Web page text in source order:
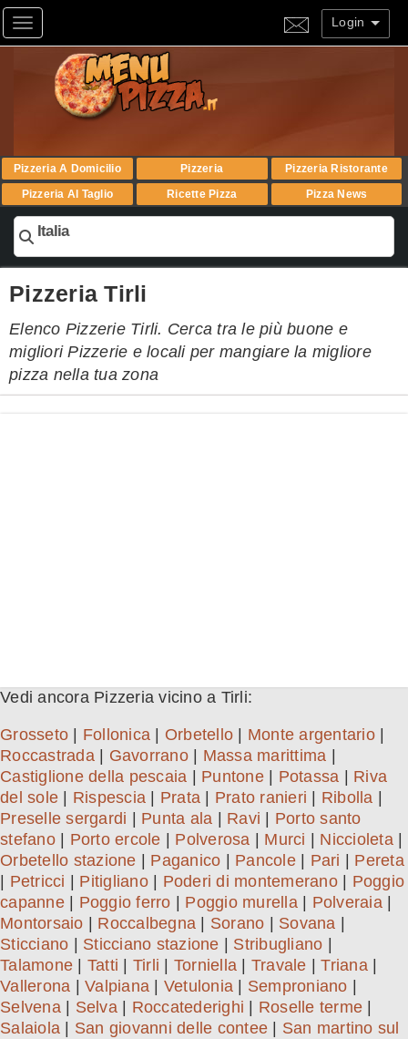
Toggle navigation Login
Pizzeria A Domicilio Pizzeria
Pizzeria Ristorante
Pizzeria Al Taglio
Ricette Pizza Pizza News
Italia
Pizzeria Tirli
Elenco Pizzerie Tirli. Cerca tra le più buone e
migliori Pizzerie e locali per mangiare la migliore
pizza nella tua zona
Vedi ancora Pizzeria vicino a Tirli:
Grosseto Follonica Orbetello Monte argentario|
Roccastrada| Gavorrano| Massa marittima
Castiglione della pescaia
Puntone| Potassa
Riva
del sole
Rispescia Prata Prato ranieri Ribolla
Preselle sergardi
Punta ala Ravi
Porto santo
stefano| Porto ercole Polverosa Murci Niccioleta|
Orbetello stazione
Paganico Pancole| Pari
Pereta
Petricci Pitigliano| Poderi di montemerano| Poggio
capanne| Poggio ferro Poggio murella| Polveraia|
Montorsaio
Roccalbegna Sorano Sovana
Sticciano
Sticciano stazione Stribugliano
Talamone
Tatti Tirli Torniella Travale |Triana|
Vallerona
Valpiana Vetulonia Semproniano
Selvena| Selva| Roccatederighi Roselle terme
Salaiola
San giovanni delle contee
San martino sul